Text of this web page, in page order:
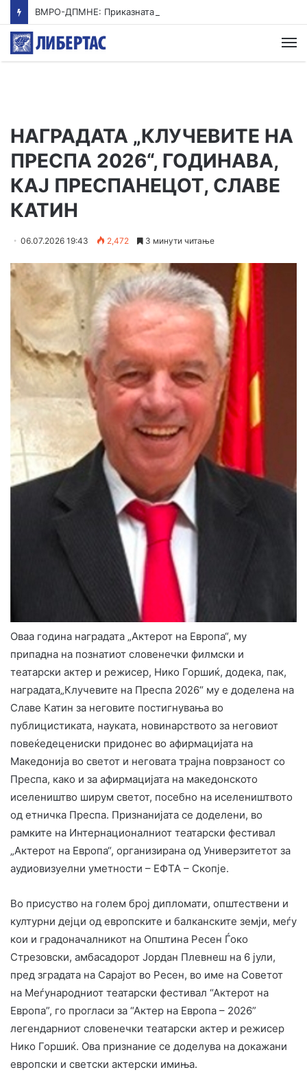
НАГРАДАТА „КЛУЧЕВИTE НА
ПРЕСПА 2026“, ГОДИНАВА,
КАЈ ПРЕСПАНЕЦОТ, СЛАВЕ
КАТИН
06.07.2026 19:43 2,472 3 минути читање
Оваа година наградата „Актерот на Европа“, му
припадна на познатиот словенечки филмски и
театарски актер и режисер, Нико Горшиќ, додека, пак,
наградата„Клучевите на Преспа 2026“ му е доделена на
Славе Катин за неговите постигнувања во
публицистиката, науката, новинарството за неговиот
повеќедецениски придонес во афирмацијата на
Македонија во светот и неговата трајна поврзаност со
Преспа, како и за афирмацијата на македонското
иселеништво ширум светот, посебно на иселеништвото
од етничка Преспа. Признанијата се доделени, во
рамките на Интернационалниот театарски фестивал
„Актерот на Европа“, организирана од Универзитетот за
аудиовизуелни уметности – ЕФТА – Скопје.
Во присуство на голем број дипломати, општествени и
културни дејци од европските и балканските земји, меѓу
кои и градоначалникот на Општина Ресен Ѓоко
Стрезовски, амбасадорот Јордан Плевнеш на 6 јули,
пред зградата на Сарајот во Ресен, во име на Советот
на Меѓународниот театарски фестивал “Актерот на
Европа”, го прогласи за “Актер на Европа – 2026”
легендарниот словенечки театарски актер и режисер
Нико Горшиќ. Ова признание се доделува на докажани
европски и светски актерски имиња.